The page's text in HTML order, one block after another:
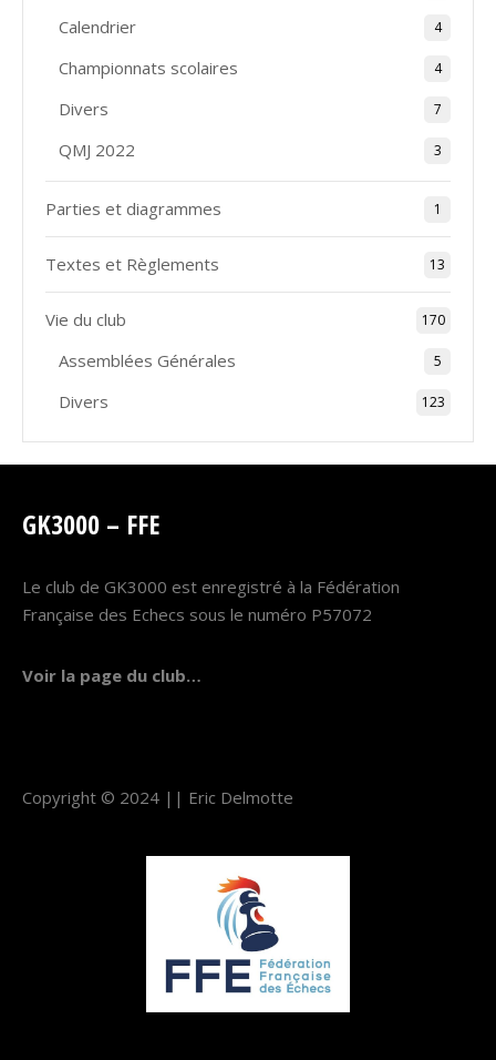
Calendrier 4
Championnats scolaires 4
Divers 7
QMJ 2022 3
Parties et diagrammes 1
Textes et Règlements 13
Vie du club 170
Assemblées Générales 5
Divers 123
GK3000 – FFE
Le club de GK3000 est enregistré à la Fédération
Française des Echecs sous le numéro P57072
Voir la page du club…
Copyright © 2024 || Eric Delmotte